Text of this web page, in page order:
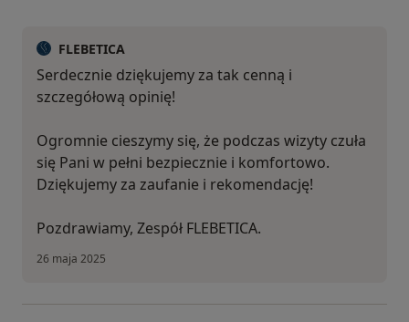
FLEBETICA
Serdecznie dziękujemy za tak cenną i
szczegółową opinię!
Ogromnie cieszymy się, że podczas wizyty czuła
się Pani w pełni bezpiecznie i komfortowo.
Dziękujemy za zaufanie i rekomendację!
Pozdrawiamy, Zespół FLEBETICA.
26 maja 2025